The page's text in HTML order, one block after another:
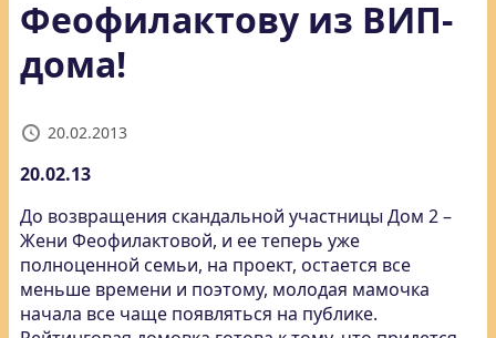
Феофилактову из ВИП-
дома!
20.02.2013
20.02.13
До возвращения скандальной участницы Дом 2 –
Жени Феофилактовой, и ее теперь уже
полноценной семьи, на проект, остается все
меньше времени и поэтому, молодая мамочка
начала все чаще появляться на публике.